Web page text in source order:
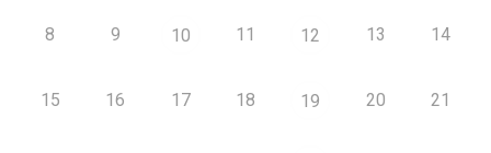
8 9 10 11 12 13 14
15 16 17 18 19 20 21